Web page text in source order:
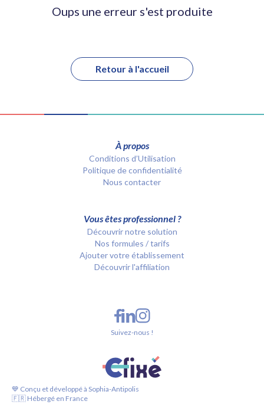
Oups une erreur s'est produite
Retour à l'accueil
À propos
Conditions d’Utilisation
Politique de confidentialité
Nous contacter
Vous êtes professionnel ?
Découvrir notre solution
Nos formules / tarifs
Ajouter votre établissement
Découvrir l'affiliation
💙 Conçu et développé à Sophia-Antipolis
🇫🇷 Hébergé en France
Suivez-nous !